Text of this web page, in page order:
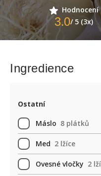
Hodnocení
3.0/ 5 (3x)
Ingredience
Ostatní
Máslo 8 plátků
Med 2 lžíce
Ovesné vločky 2